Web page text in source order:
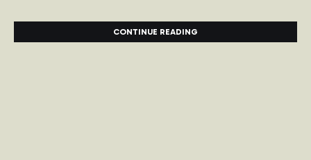
CONTINUE READING